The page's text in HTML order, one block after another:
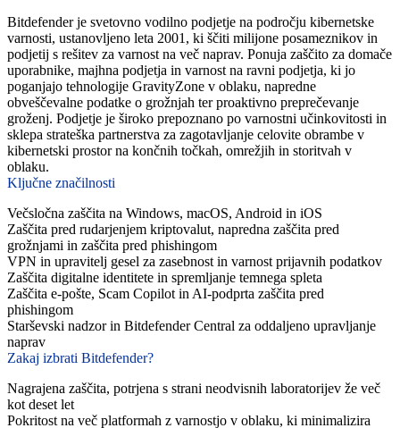
Bitdefender je svetovno vodilno podjetje na področju kibernetske
varnosti, ustanovljeno leta 2001, ki ščiti milijone posameznikov in
podjetij s rešitev za varnost na več naprav. Ponuja zaščito za domače
uporabnike, majhna podjetja in varnost na ravni podjetja, ki jo
poganjajo tehnologije GravityZone v oblaku, napredne
obveščevalne podatke o grožnjah ter proaktivno preprečevanje
groženj. Podjetje je široko prepoznano po varnostni učinkovitosti in
sklepa strateška partnerstva za zagotavljanje celovite obrambe v
kibernetski prostor na končnih točkah, omrežjih in storitvah v
oblaku.
Ključne značilnosti
Večsločna zaščita na Windows, macOS, Android in iOS
Zaščita pred rudarjenjem kriptovalut, napredna zaščita pred
grožnjami in zaščita pred phishingom
VPN in upravitelj gesel za zasebnost in varnost prijavnih podatkov
Zaščita digitalne identitete in spremljanje temnega spleta
Zaščita e-pošte, Scam Copilot in AI-podprta zaščita pred
phishingom
Starševski nadzor in Bitdefender Central za oddaljeno upravljanje
naprav
Zakaj izbrati Bitdefender?
Nagrajena zaščita, potrjena s strani neodvisnih laboratorijev že več
kot deset let
Pokritost na več platformah z varnostjo v oblaku, ki minimalizira